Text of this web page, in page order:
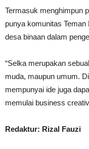
Termasuk menghimpun
punya komunitas
desa binaan dalam
“Selka merupakan
muda, maupun umum.
mempunyai ide juga
memulai business
Redaktur: Rizal Fauzi